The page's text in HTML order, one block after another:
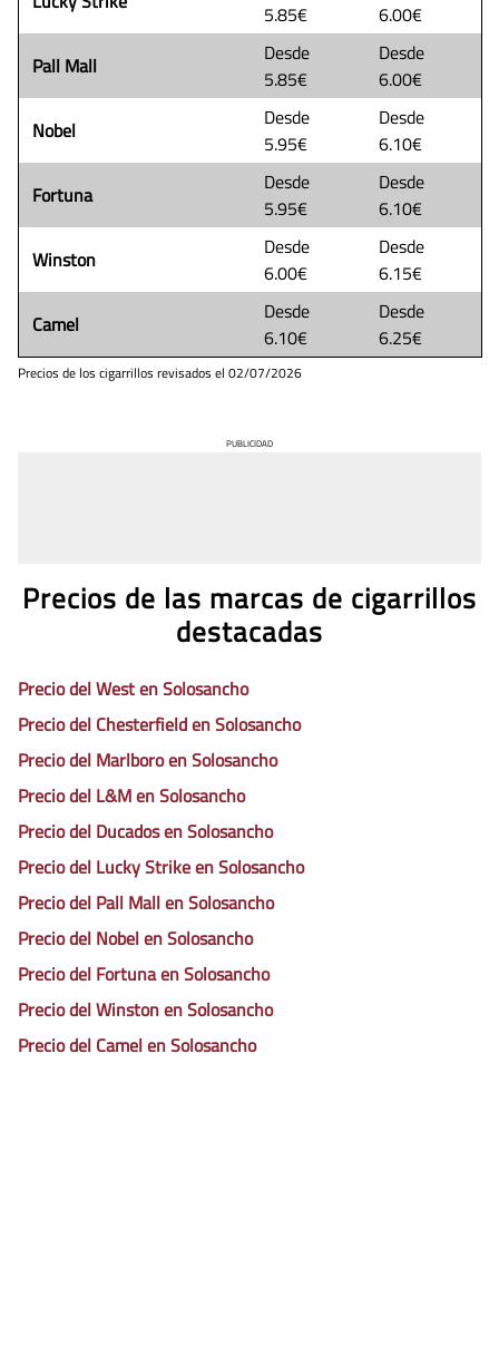
5.85€
6.00€
Pall Mall
Desde
5.85€
Desde
6.00€
Nobel
Desde
5.95€
Desde
6.10€
Fortuna
Desde
5.95€
Desde
6.10€
Winston
Desde
6.00€
Desde
6.15€
Camel
Desde
6.10€
Desde
6.25€
Precios de los cigarrillos revisados el 02/07/2026
PUBLICIDAD
Precios de las marcas de cigarrillos
destacadas
Precio del West en Solosancho
Precio del Chesterfield en Solosancho
Precio del Marlboro en Solosancho
Precio del L&M en Solosancho
Precio del Ducados en Solosancho
Precio del Lucky Strike en Solosancho
Precio del Pall Mall en Solosancho
Precio del Nobel en Solosancho
Precio del Fortuna en Solosancho
Precio del Winston en Solosancho
Precio del Camel en Solosancho